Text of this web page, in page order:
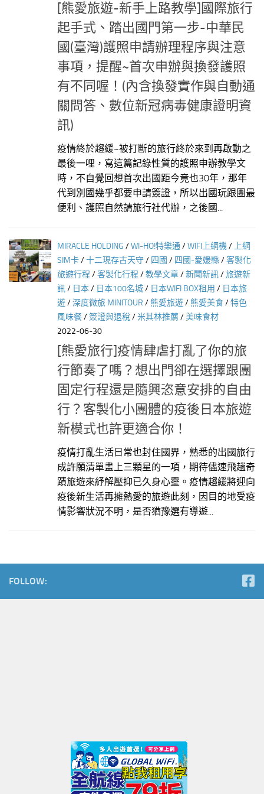
[熊愛旅遊-新手上路教學]國際旅行
起手式、踏出國門第一步-中華民
國(臺灣)護照申請辦理程序與注意
事項，提醒~首次申辦與換發護照
有不同喔！(內含換發實作與自動通
關問答、數位新冠病毒健康證明資
訊)
疫情終於趨緩~被打斷的旅行終於來到再啟動之
最後一哩，寫這篇記錄性質的護照申辦教學文
時，不自覺回想首次出國距今竟也30年，那年
代到別國幾乎都要申請簽證，所以出國玩跟團最
便利、護照自然請旅行社代辦，之後國...
MIRACLE HOLDING /WI-HO!特樂通 /WIFI上網機/上網
SIM卡/十二現存古天守/ 四國 / 四國-愛媛縣/客製化
旅遊行程 /客製化行程 /教學文章/新聞新訊/旅遊新
訊/ 日本/ 日本100名城/ 日本WIFI BOX租用 / 日本旅
遊/深度微旅 MINITOUR / 熊愛旅遊/ 熊愛美食/特色
風味餐/簽證與退稅/米其林推薦/美味食材
2022-06-30
[熊愛旅行]疫情肆虐打亂了你的旅
行節奏了嗎？想出門卻在選擇跟團
固定行程還是隨興恣意安排的自由
行？客製化小團體的疫後日本旅遊
新模式也許更適合你！
疫情打亂生活日常也封住國界，熟悉的出國旅行
成許願清單畫上三顆星的一項，期待儘速飛趟奇
蹟旅遊來紓解壓抑已久身心靈。疫情趨緩將迎向
疫後新生活再擁熱愛的旅遊此刻，因目的地受疫
情影響狀況不明，是否猶豫選有導遊...
FOLLOW: